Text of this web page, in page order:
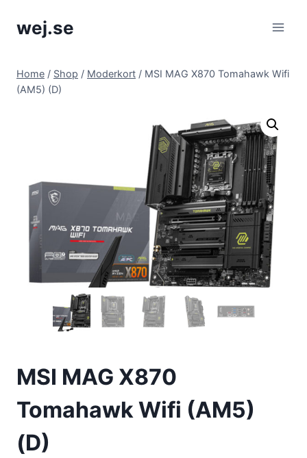
wej.se
Home / Shop / Moderkort / MSI MAG X870 Tomahawk Wifi
(AM5) (D)
MSI MAG X870
Tomahawk Wifi (AM5)
(D)